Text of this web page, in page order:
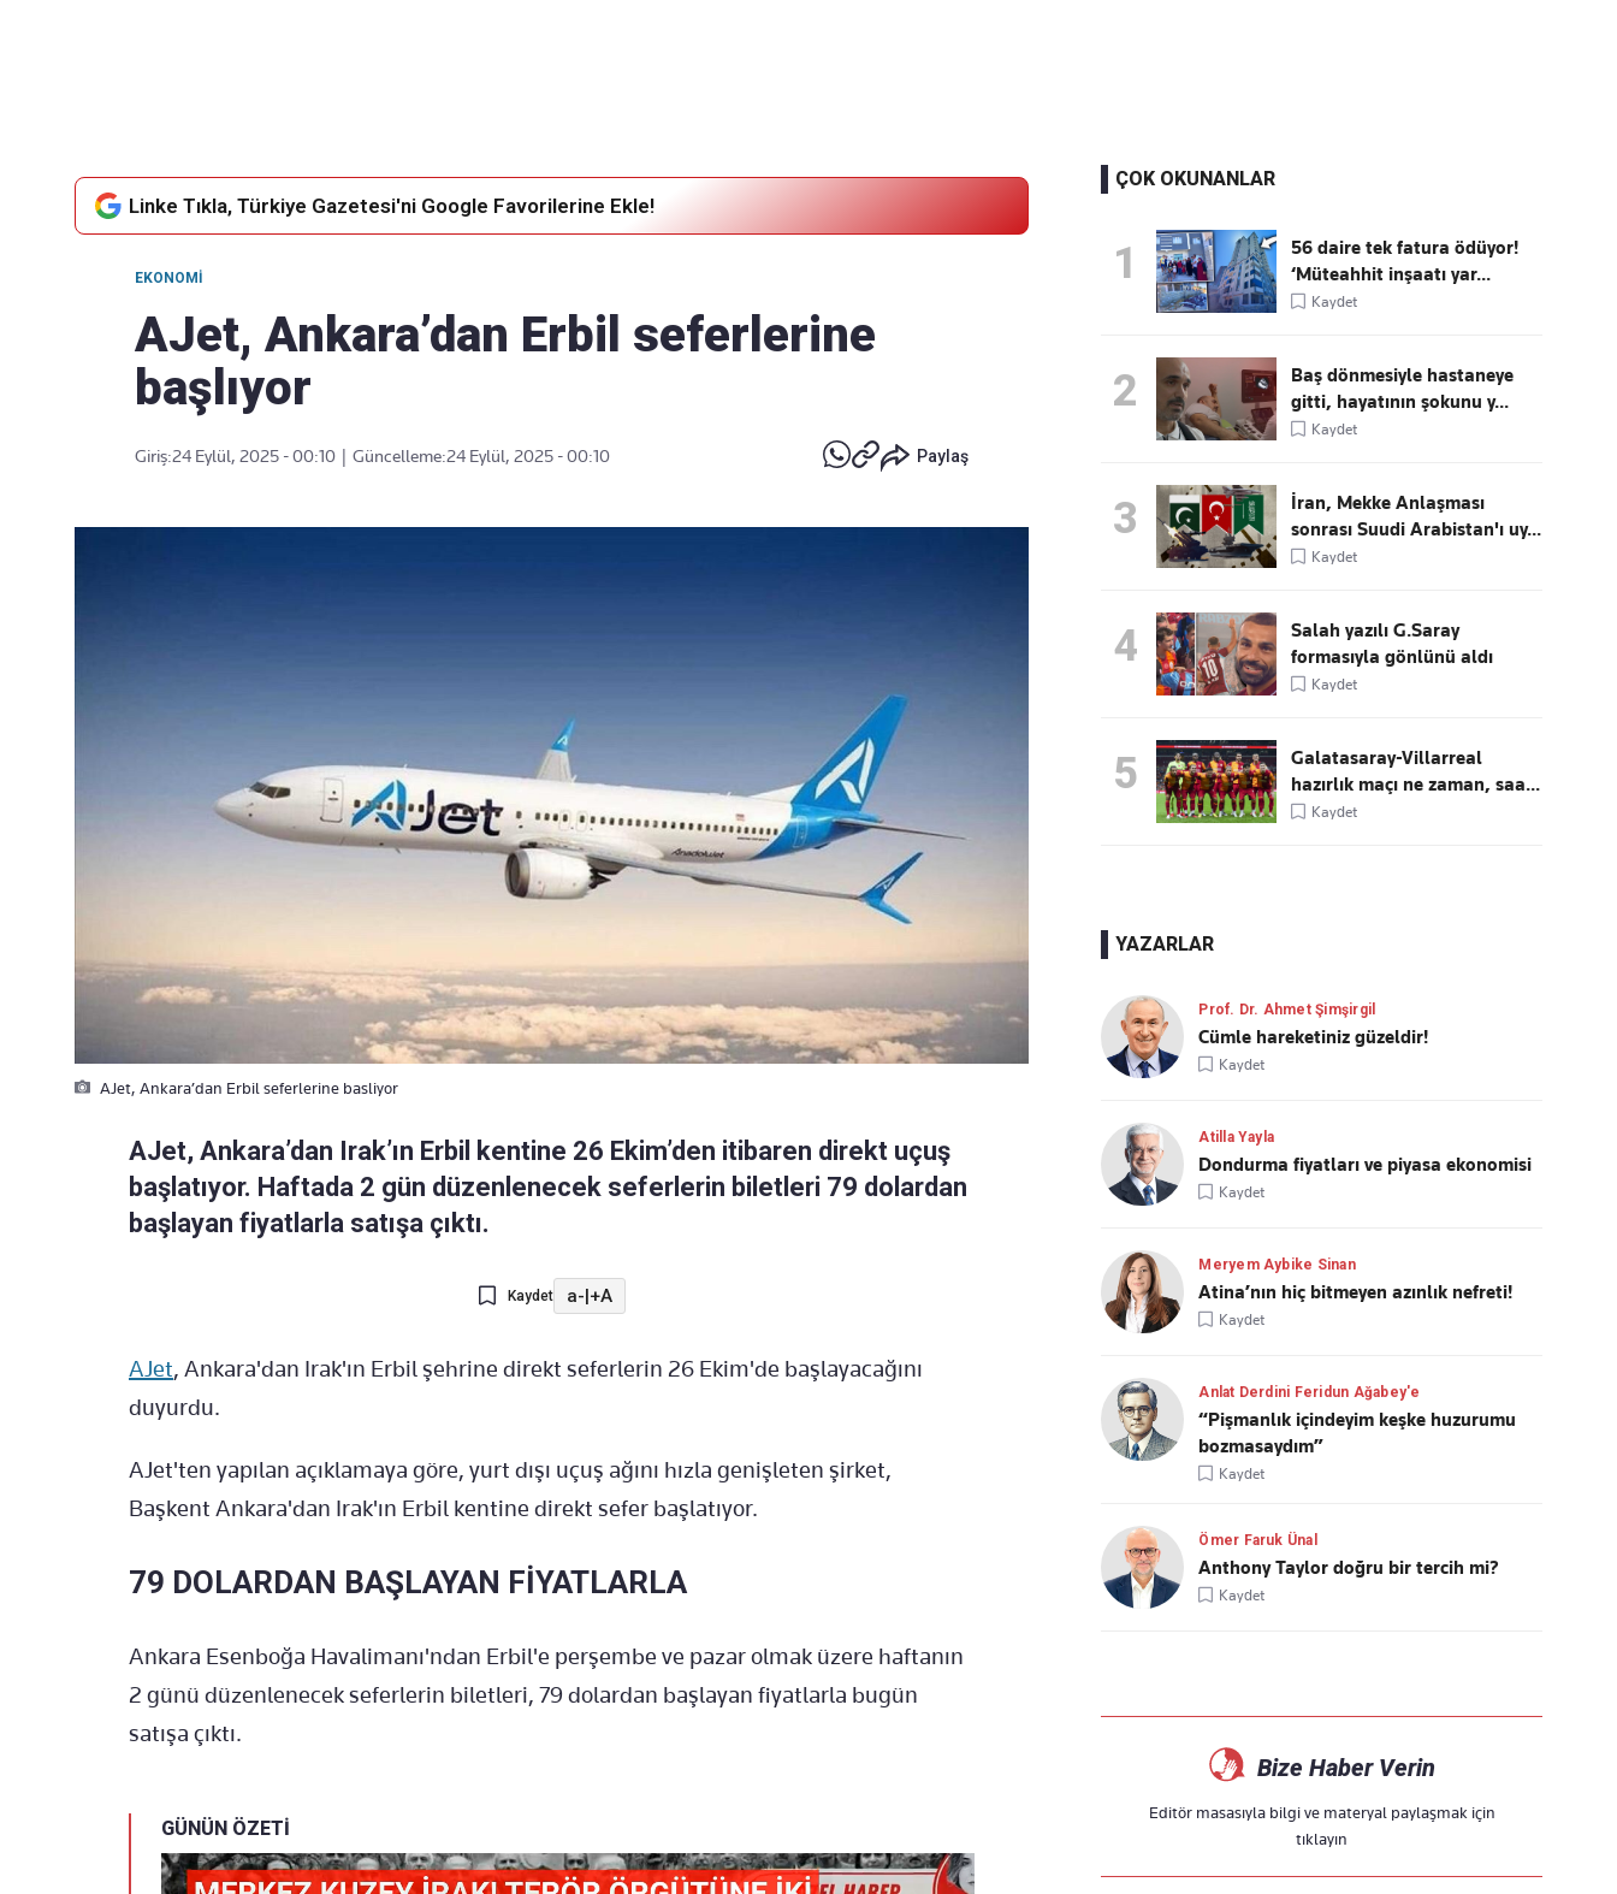
Linke Tıkla, Türkiye Gazetesi'ni Google Favorilerine Ekle!
EKONOMI
AJet, Ankara’dan Erbil seferlerine
başlıyor
Giriş:24 Eylül, 2025 - 00:10 Güncelleme:24 Eylül, 2025 - 00:10 Paylaş
AJet, Ankara’dan Erbil seferlerine basliyor
AJet, Ankara’dan Irak’ın Erbil kentine 26 Ekim’den itibaren direkt uçuş
başlatıyor. Haftada 2 gün düzenlenecek seferlerin biletleri 79 dolardan
başlayan fiyatlarla satışa çıktı.
Kaydet a-|+A
AJet, Ankara'dan Irak'ın Erbil şehrine direkt seferlerin 26 Ekim'de başlayacağını
duyurdu.
AJet'ten yapılan açıklamaya göre, yurt dışı uçuş ağını hızla genişleten şirket,
Başkent Ankara'dan Irak'ın Erbil kentine direkt sefer başlatıyor.
79 DOLARDAN BAŞLAYAN FİYATLARLA
Ankara Esenboğa Havalimanı'ndan Erbil'e perşembe ve pazar olmak üzere haftanın
2 günü düzenlenecek seferlerin biletleri, 79 dolardan başlayan fiyatlarla bugün
satışa çıktı.
GÜNÜN ÖZETİ
ÇOK OKUNANLAR
1
56 daire tek fatura ödüyor!
‘Müteahhit inşaatı yar...
Kaydet
2
Baş dönmesiyle hastaneye
gitti, hayatının şokunu y...
Kaydet
3
İran, Mekke Anlaşması
sonrası Suudi Arabistan'ı uy...
Kaydet
4
Salah yazılı G.Saray
formasıyla gönlünü aldı
Kaydet
5
Galatasaray-Villarreal
hazırlık maçı ne zaman, saa...
Kaydet
YAZARLAR
Prof. Dr. Ahmet Şimşirgil
Cümle hareketiniz güzeldir!
Kaydet
Atilla Yayla
Dondurma fiyatları ve piyasa ekonomisi
Kaydet
Meryem Aybike Sinan
Atina’nın hiç bitmeyen azınlık nefreti!
Kaydet
Anlat Derdini Feridun Ağabey'e
“Pişmanlık içindeyim keşke huzurumu
bozmasaydım”
Kaydet
Ömer Faruk Ünal
Anthony Taylor doğru bir tercih mi?
Kaydet
Bize Haber Verin
Editör masasıyla bilgi ve materyal paylaşmak için
tıklayın